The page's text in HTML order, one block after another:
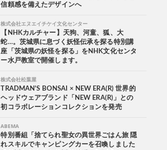
信頼感を備えたデザインへ
株式会社エヌエイチケイ文化センター
【NHKカルチャー】天狗、河童、狐、大
蛇…。茨城県に息づく妖怪伝承を探る特別講
座「茨城県の妖怪を探る」をNHK文化センタ
ー水戸教室で開催します。
株式会社松葉屋
TRADMAN'S BONSAI × NEW ERA(R) 世界的
ヘッドウェアブランド「NEW ERA(R)」との
初コラボレーションコレクションを発売
ABEMA
特別番組「捨てられ聖女の異世界ごはん旅 隠
れスキルでキャンピングカーを召喚しました